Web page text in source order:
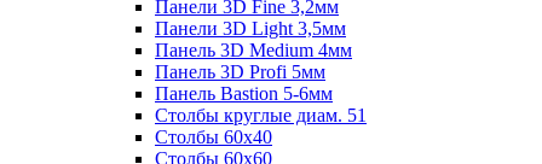
Панели 3D Fine 3,2мм
Панели 3D Light 3,5мм
Панель 3D Medium 4мм
Панель 3D Profi 5мм
Панель Bastion 5-6мм
Столбы круглые диам. 51
Столбы 60х40
Столбы 60х60